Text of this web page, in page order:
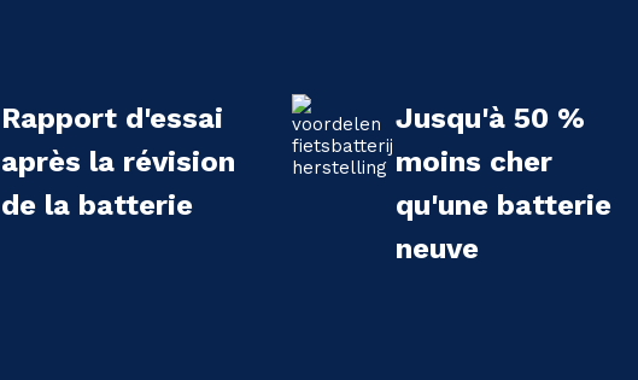
Rapport d'essai
après la révision
de la batterie
Jusqu'à 50 %
moins cher
qu'une batterie
neuve